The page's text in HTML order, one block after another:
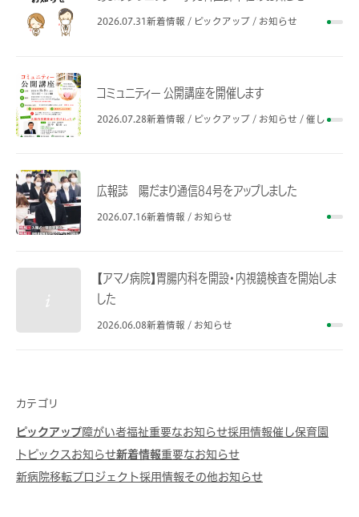
2026.07.31新着情報 / ピックアップ / お知らせ
コミュニティー 公開講座を開催します
2026.07.28新着情報 / ピックアップ / お知らせ / 催し
広報誌 陽だまり通信84号をアップしました
2026.07.16新着情報 / お知らせ
【アマノ病院】胃腸内科を開設・内視鏡検査を開始しま
した
2026.06.08新着情報 / お知らせ
カテゴリ
ピックアップ障がい者福祉重要なお知らせ採用情報催し保育園
トピックスお知らせ新着情報重要なお知らせ
新病院移転プロジェクト採用情報その他お知らせ